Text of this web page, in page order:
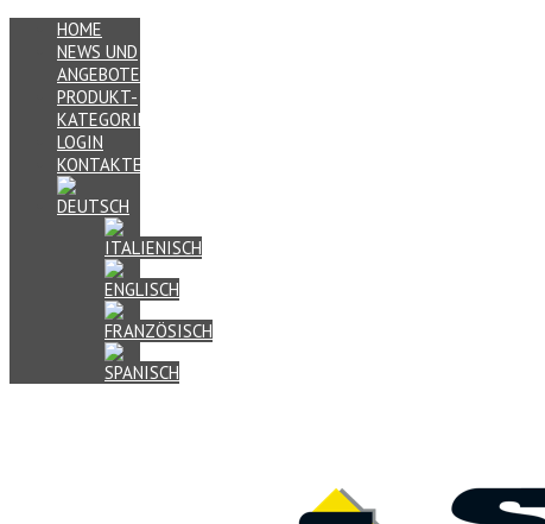
HOME
NEWS UND
ANGEBOTE
PRODUKT-
KATEGORIEN
LOGIN
KONTAKTE